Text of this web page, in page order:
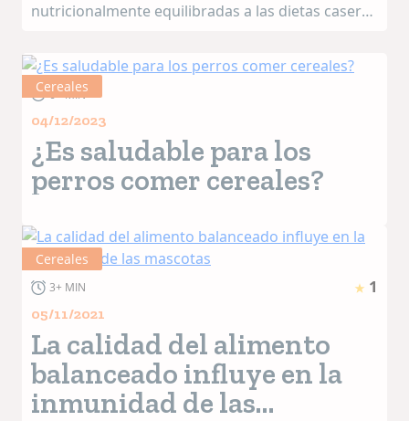
nutricionalmente equilibradas a las dietas caseras
población de animales de compañía ha aume...
Cereales
6+ MIN
04/12/2023
¿Es saludable para los
perros comer cereales?
Cereales
3+ MIN 1
05/11/2021
La calidad del alimento
balanceado influye en la
inmunidad de las